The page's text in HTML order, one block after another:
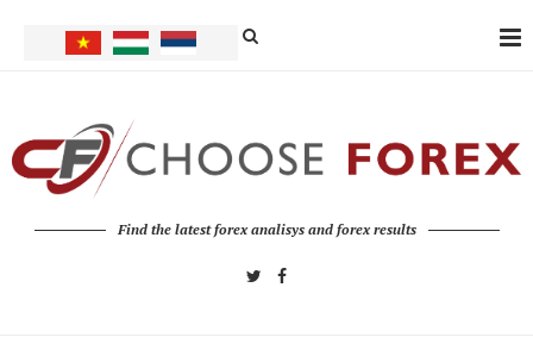
Find the latest forex analisys and forex results